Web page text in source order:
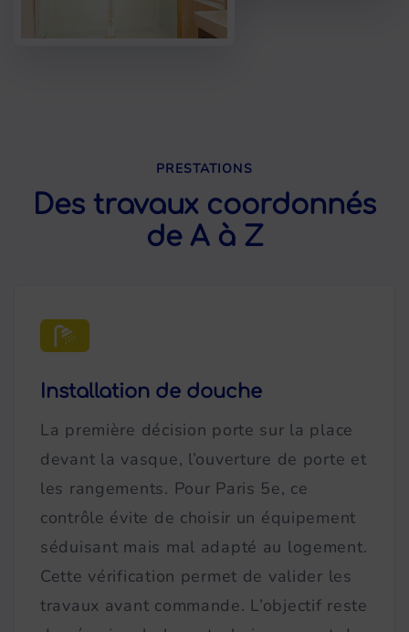
PRESTATIONS
Des travaux coordonnés
de A à Z
Installation de douche
La première décision porte sur la place
devant la vasque, l’ouverture de porte et
les rangements. Pour Paris 5e, ce
contrôle évite de choisir un équipement
séduisant mais mal adapté au logement.
Cette vérification permet de valider les
travaux avant commande. L’objectif reste